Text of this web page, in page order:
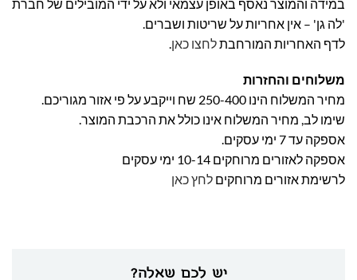
יש לכם שאלה?
במידה והמוצר נאסף באופן עצמאי ולא על ידי המובילים של חברת
'לה גן' – אין אחריות על שריטות ושברים.
לדף האחריות המורחבתלחצו כאן.
משלוחים והחזרות
מחיר המשלוח הינו 250-400 שח וייקבע על פי אזור מגוריכם.
שימו לב, מחיר המשלוח אינו כולל את הרכבת המוצר.
אספקה עד 7 ימי עסקים.
אספקה לאזורים מרוחקים 10-14 ימי עסקים
לרשימת אזורים מרוחקים לחץ כאן